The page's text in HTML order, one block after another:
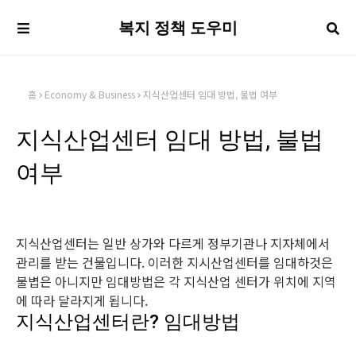
복지 정책 도우미
홈 Economy & Business 지식산업센터 임대 방법, 불법 여부
지식산업센터 임대 방법, 불법
여부
지식산업센터는 일반 상가와 다르게 정부기관나 지자체에서
관리를 받는 건물입니다. 이러한 지시산업센터를 임대하것은
불볍은 아니지만 임대방법은 각 지식산업 센터가 위치에 지역
에 따라 달라지게 됩니다.
지식산업센터란? 임대방법